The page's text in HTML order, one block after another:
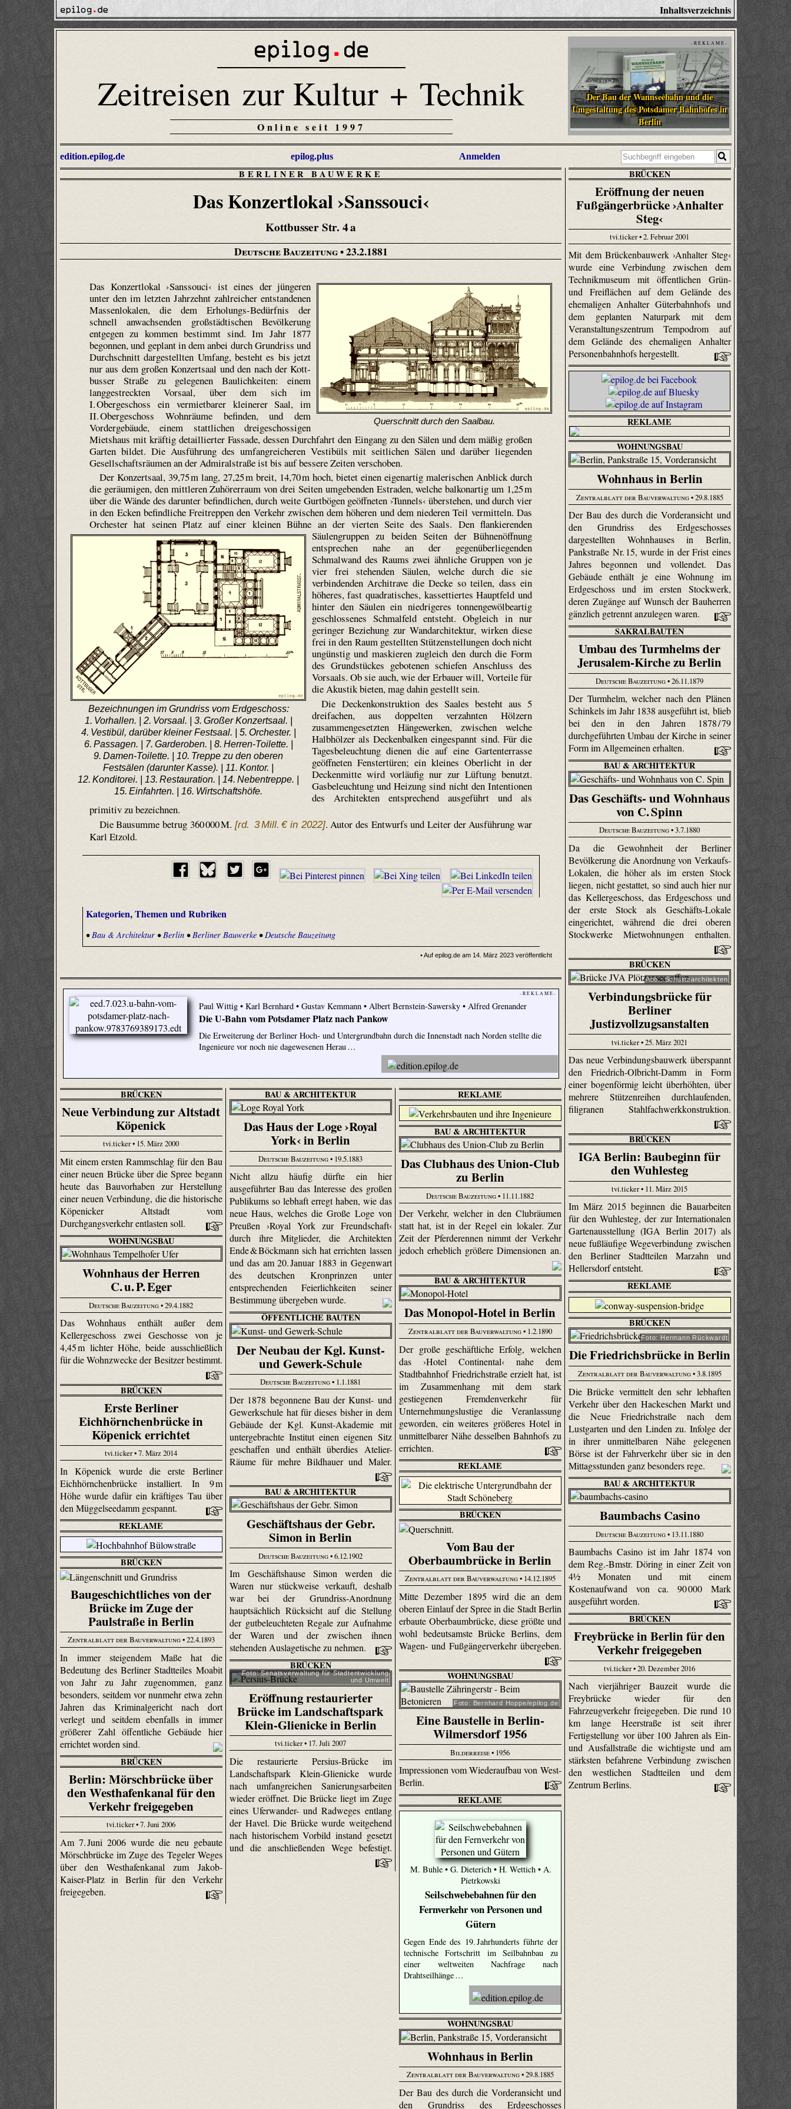
Inhaltsverzeichnis
Zeitreisen zur Kultur + Technik
Online seit 1997
- R E K L A M E -
Der Bau der Wannseebahn und die
Umgestaltung des Potsdamer Bahnhofes in
Berlin
edition.epilog.de epilog.plus Anmelden
BERLINER BAUWERKE
Das Konzertlokal ›Sanssouci‹
Kottbusser Str. 4 a
Deutsche Bauzeitung• 23.2.1881
Querschnitt durch den Saalbau.
Das Konzertlokal ›Sanssouci‹ ist eines der jüngeren
unter den im letzten Jahrzehnt zahlreicher entstandenen
Massenlokalen, die dem Erholungs-Bedürfnis der
schnell anwachsenden großstädtischen Bevölkerung
entgegen zu kommen bestimmt sind. Im Jahr 1877
begonnen, und geplant in dem anbei durch Grundriss und
Durchschnitt dargestellten Umfang, besteht es bis jetzt
nur aus dem großen Konzertsaal und den nach der Kott­
busser Straße zu gelegenen Baulichkeiten: einem
langgestreckten Vorsaal, über dem sich im
I. Obergeschoss ein vermietbarer kleinerer Saal, im
II. Obergeschoss Wohnräume befinden, und dem
Vordergebäude, einem stattlichen dreigeschossigen
Mietshaus mit kräftig detaillierter Fassade, dessen Durchfahrt den Eingang zu den Sälen und dem mäßig großen
Garten bildet. Die Ausführung des umfangreicheren Vestibüls mit seitlichen Sälen und darüber liegenden
Gesellschaftsräumen an der Admiralstraße ist bis auf bessere Zeiten verschoben.
Der Konzertsaal, 39,75 m lang, 27,25 m breit, 14,70 m hoch, bietet einen eigenartig malerischen Anblick durch
die geräumigen, den mittleren Zuhörerraum von drei Seiten umgebenden Estraden, welche balkonartig um 1,25 m
über die Wände des darunter befindlichen, durch weite Gurtbögen geöffneten ›Tunnels‹ überstehen, und durch vier
in den Ecken befindliche Freitreppen den Verkehr zwischen dem höheren und dem niederen Teil vermitteln. Das
Orchester hat seinen Platz auf einer kleinen Bühne an der vierten Seite des Saals.
Bezeichnungen im Grundriss vom Erdgeschoss:
1. Vorhallen. | 2. Vorsaal. | 3. Großer Konzertsaal. |
4. Vestibül, darüber kleiner Festsaal. | 5. Orchester. |
6. Passagen. | 7. Garderoben. | 8. Herren-Toilette. |
9. Damen-Toilette. | 10. Treppe zu den oberen
Festsälen (darunter Kasse). | 11. Kontor. |
12. Konditorei. | 13. Restauration. | 14. Nebentreppe. |
15. Einfahrten. | 16. Wirtschaftshöfe.
Den flankierenden
Säulengruppen zu beiden Seiten der Bühnenöffnung
entsprechen nahe an der gegenüberliegenden
Schmalwand des Raums zwei ähnliche Gruppen von je
vier frei stehenden Säulen, welche durch die sie
verbindenden Architrave die Decke so teilen, dass ein
höheres, fast quadratisches, kasset­tiertes Hauptfeld und
hinter den Säulen ein niedrigeres tonnen­gewölbe­artig
geschlossenes Schmalfeld entsteht. Obgleich in nur
geringer Beziehung zur Wandarchitektur, wirken diese
frei in den Raum gestellten Stützen­stellungen doch nicht
ungünstig und maskieren zugleich den durch die Form
des Grundstückes gebotenen schiefen Anschluss des
Vorsaals. Ob sie auch, wie der Erbauer will, Vorteile für
die Akustik bieten, mag dahin gestellt sein.
Die Deckenkonstruktion des Saales besteht aus 5
dreifachen, aus doppelten verzahnten Hölzern
zusammengesetzten Hängewerken, zwischen welche
Halbhölzer als Deckenbalken eingespannt sind. Für die
Tagesbeleuchtung dienen die auf eine Gartenterrasse
geöffneten Fenstertüren; ein kleines Oberlicht in der
Deckenmitte wird vorläufig nur zur Lüftung benutzt.
Gasbeleuchtung und Heizung sind nicht den Intentionen
des Architekten entsprechend ausgeführt und als
primitiv zu bezeichnen.
Die Bausumme betrug 360 000 M. [rd. 3 Mill. € in 2022]. Autor des Entwurfs und Leiter der Ausführung war
Karl Etzold.
Kategorien, Themen und Rubriken
•Bau & Architektur •Berlin •Berliner Bauwerke •Deutsche Bauzeitung
• Auf epilog.de am 14. März 2023 veröffentlicht
- R E K L A M E -
Paul Wittig • Karl Bernhard • Gustav Kemmann • Albert Bernstein-Sawersky • Alfred Grenander
Die U-Bahn vom Potsdamer Platz nach Pankow
Die Erweiterung der Berliner Hoch- und Untergrundbahn durch die Innenstadt nach Norden stellte die
Ingenieure vor noch nie dagewesenen Herau …
BRÜCKEN
Eröffnung der neuen
Fußgängerbrücke ›Anhalter
Steg‹
tvi.ticker • 2. Februar 2001
Mit dem Brückenbauwerk ›Anhalter Steg‹
wurde eine Verbindung zwischen dem
Technikmuseum mit öffentlichen Grün-
und Freiflächen auf dem Gelände des
ehemaligen Anhalter Güterbahnhofs und
dem geplanten Naturpark mit dem
Veranstaltungszentrum Tempodrom auf
dem Gelände des ehemaligen Anhalter
Personenbahnhofs hergestellt.
REKLAME
WOHNUNGSBAU
Wohnhaus in Berlin
Zentralblatt der Bauverwaltung• 29.8.1885
Der Bau des durch die Vorderansicht und
den Grundriss des Erdgeschosses
dargestellten Wohnhauses in Berlin,
Pankstraße Nr. 15, wurde in der Frist eines
Jahres begonnen und vollendet. Das
Gebäude enthält je eine Wohnung im
Erdgeschoss und im ersten Stockwerk,
deren Zugänge auf Wunsch der Bauherren
gänzlich getrennt anzulegen waren.
SAKRALBAUTEN
Umbau des Turmhelms der
Jerusalem-Kirche zu Berlin
Deutsche Bauzeitung• 26.11.1879
Der Turmhelm, welcher nach den Plänen
Schinkels im Jahr 1838 ausgeführt ist, blieb
bei den in den Jahren 1878 / 79
durchgeführten Umbau der Kirche in seiner
Form im Allgemeinen erhalten.
BAU & ARCHITEKTUR
Das Geschäfts- und Wohnhaus
von C. Spinn
Deutsche Bauzeitung• 3.7.1880
Da die Gewohnheit der Berliner
Bevölkerung die Anordnung von Verkaufs-
Lokalen, die höher als im ersten Stock
liegen, nicht gestattet, so sind auch hier nur
das Kellergeschoss, das Erdgeschoss und
der erste Stock als Geschäfts-Lokale
eingerichtet, während die drei oberen
Stockwerke Mietwohnungen enthalten.
BRÜCKEN
Abb.: Schulitzarchitekten
Verbindungsbrücke für
Berliner
Justizvollzugsanstalten
tvi.ticker • 25. März 2021
Das neue Verbindungsbauwerk überspannt
den Friedrich-Olbricht-Damm in Form
einer bogenförmig leicht überhöhten, über
mehrere Stützenreihen durchlaufenden,
filigranen Stahlfachwerkkonstruktion.
BRÜCKEN
Neue Verbindung zur Altstadt
Köpenick
tvi.ticker • 15. März 2000
Mit einem ersten Rammschlag für den Bau
einer neuen Brücke über die Spree begann
heute das Bauvorhaben zur Herstellung
einer neuen Verbindung, die die historische
Köpenicker Altstadt vom
Durchgangsverkehr entlasten soll.
BAU & ARCHITEKTUR
Das Haus der Loge ›Royal
York‹ in Berlin
Deutsche Bauzeitung• 19.5.1883
Nicht allzu häufig dürfte ein hier
ausgeführter Bau das Interesse des großen
Publikums so lebhaft erregt haben, wie das
neue Haus, welches die Große Loge von
Preußen ›Royal York zur Freundschaft‹
durch ihre Mitglieder, die Architekten
Ende & Böckmann sich hat errichten lassen
und das am 20. Januar 1883 in Gegenwart
des deutschen Kronprinzen unter
entsprechenden Feierlichkeiten seiner
Bestimmung übergeben wurde.
REKLAME
BAU & ARCHITEKTUR
Das Clubhaus des Union-Club
zu Berlin
Deutsche Bauzeitung• 11.11.1882
Der Verkehr, welcher in den Clubräumen
statt hat, ist in der Regel ein lokaler. Zur
Zeit der Pferderennen nimmt der Verkehr
jedoch erheblich größere Dimensionen an.
BRÜCKEN
IGA Berlin: Baubeginn für
den Wuhlesteg
tvi.ticker • 11. März 2015
Im März 2015 beginnen die Bauarbeiten
für den Wuhlesteg, der zur Internationalen
Gartenausstellung (IGA Berlin 2017) als
neue fußläufige Wegeverbindung zwischen
den Berliner Stadtteilen Marzahn und
Hellersdorf entsteht.
WOHNUNGSBAU
Wohnhaus der Herren
C. u. P. Eger
Deutsche Bauzeitung• 29.4.1882
Das Wohnhaus enthält außer dem
Kellergeschoss zwei Geschosse von je
4,45 m lichter Höhe, beide ausschließlich
für die Wohnzwecke der Besitzer bestimmt.
BAU & ARCHITEKTUR
Das Monopol-Hotel in Berlin
Zentralblatt der Bauverwaltung• 1.2.1890
Der große geschäftliche Erfolg, welchen
das ›Hotel Continental‹ nahe dem
Stadtbahnhof Friedrichstraße erzielt hat, ist
im Zusammenhang mit dem stark
gestiegenen Fremdenverkehr für
Unternehmungslustige die Veranlassung
geworden, ein weiteres größeres Hotel in
unmittelbarer Nähe desselben Bahnhofs zu
errichten.
REKLAME
BRÜCKEN
Foto: Hermann Rückwardt
Die Friedrichsbrücke in Berlin
Zentralblatt der Bauverwaltung• 3.8.1895
Die Brücke vermittelt den sehr lebhaften
Verkehr über den Hackeschen Markt und
die Neue Friedrichstraße nach dem
Lustgarten und den Linden zu. Infolge der
in ihrer unmittelbaren Nähe gelegenen
Börse ist der Fahrverkehr über sie in den
Mittagsstunden ganz besonders rege.
ÖFFENTLICHE BAUTEN
Der Neubau der Kgl. Kunst-
und Gewerk-Schule
Deutsche Bauzeitung• 1.1.1881
Der 1878 begonnene Bau der Kunst- und
Gewerkschule hat für dieses bisher in dem
Gebäude der Kgl. Kunst-Akademie mit
untergebrachte Institut einen eigenen Sitz
geschaffen und enthält überdies Atelier-
Räume für mehre Bildhauer und Maler.
BRÜCKEN
Erste Berliner
Eichhörnchenbrücke in
Köpenick errichtet
tvi.ticker • 7. März 2014
In Köpenick wurde die erste Berliner
Eichhörnchenbrücke installiert. In 9 m
Höhe wurde dafür ein kräftiges Tau über
den Müggelseedamm gespannt.
REKLAME
BRÜCKEN
Vom Bau der
Oberbaumbrücke in Berlin
Zentralblatt der Bauverwaltung• 14.12.1895
Mitte Dezember 1895 wird die an dem
oberen Einlauf der Spree in die Stadt Berlin
erbaute Oberbaumbrücke, diese größte und
wohl bedeutsamste Brücke Berlins, dem
Wagen- und Fußgängerverkehr übergeben.
BAU & ARCHITEKTUR
Baumbachs Casino
Deutsche Bauzeitung• 13.11.1880
Baumbachs Casino ist im Jahr 1874 von
dem Reg.-Bmstr. Döring in einer Zeit von
4½ Monaten und mit einem
Kostenaufwand von ca. 90 000 Mark
ausgeführt worden.
BAU & ARCHITEKTUR
Geschäftshaus der Gebr.
Simon in Berlin
Deutsche Bauzeitung• 6.12.1902
Im Geschäftshause Simon werden die
Waren nur stückweise verkauft, deshalb
war bei der Grundriss-Anordnung
hauptsächlich Rücksicht auf die Stellung
der gutbeleuchteten Regale zur Aufnahme
der Waren und der zwischen ihnen
stehenden Auslagetische zu nehmen.
REKLAME
BRÜCKEN
Baugeschichtliches von der
Brücke im Zuge der
Paulstraße in Berlin
Zentralblatt der Bauverwaltung• 22.4.1893
In immer steigendem Maße hat die
Bedeutung des Berliner Stadtteiles Moabit
von Jahr zu Jahr zugenommen, ganz
besonders, seitdem vor nunmehr etwa zehn
Jahren das Kriminalgericht nach dort
verlegt und seitdem ebenfalls in immer
größerer Zahl öffentliche Gebäude hier
errichtet worden sind.
BRÜCKEN
Freybrücke in Berlin für den
Verkehr freigegeben
tvi.ticker • 20. Dezember 2016
Nach vierjähriger Bauzeit wurde die
Freybrücke wieder für den
Fahrzeugverkehr freigegeben. Die rund 10
km lange Heerstraße ist seit ihrer
Fertigstellung vor über 100 Jahren als Ein-
und Ausfallstraße die wichtigste und am
stärksten befahrene Verbindung zwischen
den westlichen Stadtteilen und dem
Zentrum Berlins.
BRÜCKEN
Foto: Senats­verwaltung für Stadtentwicklung
und Umwelt
Eröffnung restaurierter
Brücke im Landschaftspark
Klein-Glienicke in Berlin
tvi.ticker • 17. Juli 2007
Die restaurierte Persius-Brücke im
Landschaftspark Klein-Glienicke wurde
nach umfangreichen Sanierungsarbeiten
wieder eröffnet. Die Brücke liegt im Zuge
eines Uferwander- und Radweges entlang
der Havel. Die Brücke wurde weitgehend
nach historischem Vorbild instand gesetzt
und die anschließenden Wege befestigt.
WOHNUNGSBAU
Foto: Bernhard Hoppe/epilog.de
Eine Baustelle in Berlin-
Wilmersdorf 1956
Bilderreise• 1956
Impressionen vom Wiederaufbau von West-
Berlin.
BRÜCKEN
Berlin: Mörschbrücke über
den Westhafenkanal für den
Verkehr freigegeben
tvi.ticker • 7. Juni 2006
Am 7. Juni 2006 wurde die neu gebaute
Mörschbrücke im Zuge des Tegeler Weges
über den Westhafenkanal zum Jakob-
Kaiser-Platz in Berlin für den Verkehr
freigegeben.
REKLAME
M. Buhle • G. Dieterich • H. Wettich • A.
Pietrkowski
Seilschwebebahnen für den
Fernverkehr von Personen und
Gütern
Gegen Ende des 19. Jahrhunderts führte der
technische Fortschritt im Seilbahnbau zu
einer weltweiten Nachfrage nach
Drahtseilhänge …
WOHNUNGSBAU
Wohnhaus in Berlin
Zentralblatt der Bauverwaltung• 29.8.1885
Der Bau des durch die Vorderansicht und
den Grundriss des Erdgeschosses